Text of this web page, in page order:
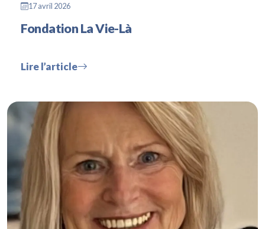
17 avril 2026
Fondation La Vie-Là
Lire l’article